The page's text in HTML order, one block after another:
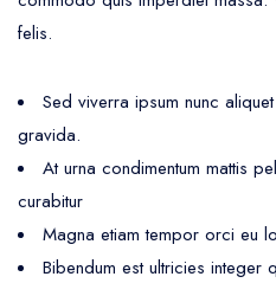
felis.
Sed viverra ipsum nunc
gravida.
At urna condimentum mattis
curabitur
Magna etiam tempor orci eu
Bibendum est ultricies integer